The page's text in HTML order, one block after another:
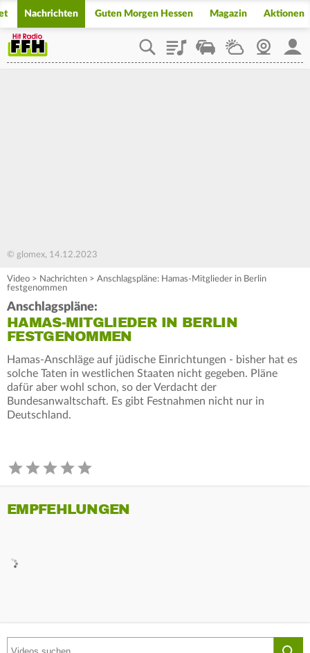
Nachrichten Guten Morgen Hessen Magazin Aktionen
PlaylistStaupilotWetterWebcam
© glomex, 14.12.2023
Video > Nachrichten > Anschlagspläne: Hamas-Mitglieder in Berlin
festgenommen
Anschlagspläne:
HAMAS-MITGLIEDER IN BERLIN
FESTGENOMMEN
Hamas-Anschläge auf jüdische Einrichtungen - bisher hat es
solche Taten in westlichen Staaten nicht gegeben. Pläne
dafür aber wohl schon, so der Verdacht der
Bundesanwaltschaft. Es gibt Festnahmen nicht nur in
Deutschland.
EMPFEHLUNGEN